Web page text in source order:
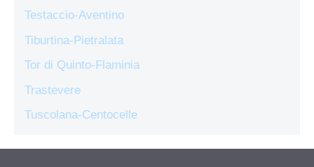
Testaccio-Aventino
Tiburtina-Pietralata
Tor di Quinto-Flaminia
Trastevere
Tuscolana-Centocelle